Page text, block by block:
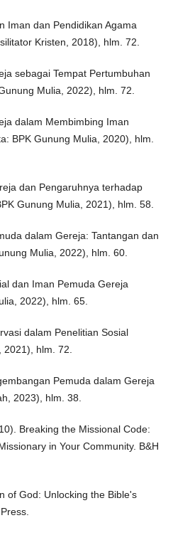
Iman dan Pendidikan Agama
Kristen, 2018), hlm. 72.
sebagai Tempat Pertumbuhan
Mulia, 2022), hlm. 72.
dalam Membimbing Iman
BPK Gunung Mulia, 2020), hlm.
dan Pengaruhnya terhadap
Gunung Mulia, 2021), hlm. 58.
dalam Gereja: Tantangan dan
Mulia, 2022), hlm. 60.
dan Iman Pemuda Gereja
2022), hlm. 65.
dalam Penelitian Sosial
hlm. 72.
Pemuda dalam Gereja
2023), hlm. 38.
Breaking the Missional Code:
in Your Community. B&H
of God: Unlocking the Bible's